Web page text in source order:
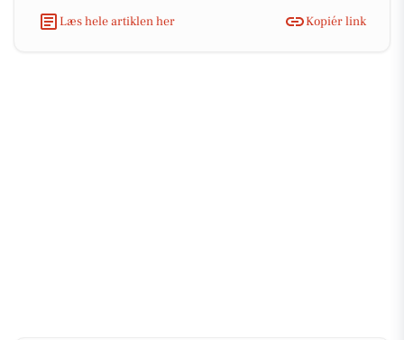
Læs hele artiklen her
Kopiér link